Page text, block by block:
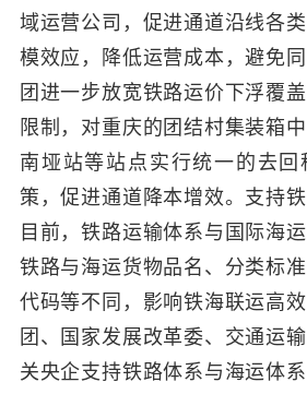
域运营公司，促进通道沿线各
模效应，降低运营成本，避免
团进一步放宽铁路运价下浮覆
限制，对重庆的团结村集装箱
南垭站等站点实行统一的去回
策，促进通道降本增效。支持铁
目前，铁路运输体系与国际海
铁路与海运货物品名、分类标
代码等不同，影响铁海联运高
团、国家发展改革委、交通运
关央企支持铁路体系与海运体